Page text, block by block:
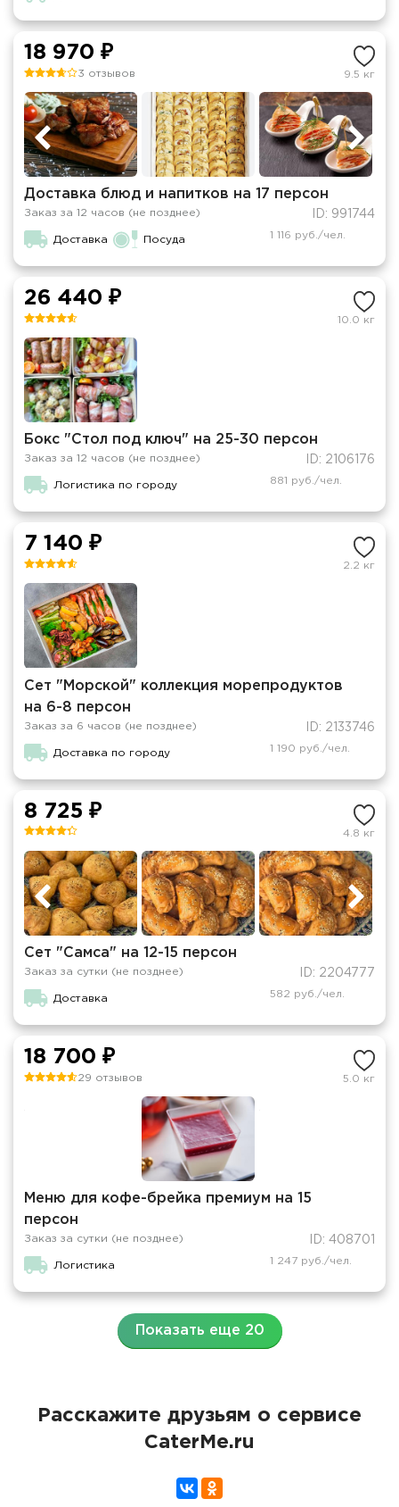
18 970 ₽
3 отзывов 9.5 кг
Доставка блюд и напитков на 17 персон
Заказ за 12 часов (не позднее) ID: 991744
Доставка Посуда 1 116 руб./чел.
26 440 ₽
10.0 кг
Бокс "Стол под ключ" на 25-30 персон
Заказ за 12 часов (не позднее) ID: 2106176
Логистика по городу 881 руб./чел.
7 140 ₽
2.2 кг
Сет "Морской" коллекция морепродуктов
на 6-8 персон
Заказ за 6 часов (не позднее) ID: 2133746
Доставка по городу 1 190 руб./чел.
8 725 ₽
4.8 кг
Сет "Самса" на 12-15 персон
Заказ за сутки (не позднее) ID: 2204777
Доставка 582 руб./чел.
18 700 ₽
29 отзывов 5.0 кг
Меню для кофе-брейка премиум на 15
персон
Заказ за сутки (не позднее) ID: 408701
Логистика 1 247 руб./чел.
Показать еще 20
Расскажите друзьям о сервисе
CaterMe.ru